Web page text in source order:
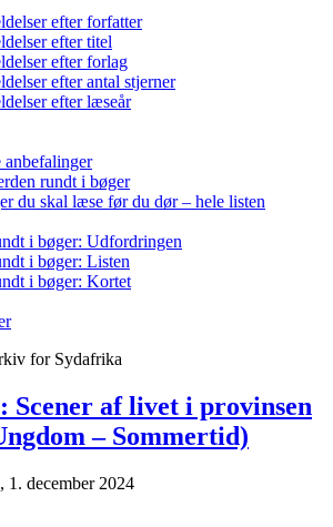
efter forfatter
efter titel
efter forlag
efter antal stjerner
efter læseår
anbefalinger
rundt i bøger
du skal læse før du dør – hele listen
i bøger: Udfordringen
i bøger: Listen
i bøger: Kortet
for Sydafrika
Scener af livet i provinsen
– Sommertid)
, 1. december 2024